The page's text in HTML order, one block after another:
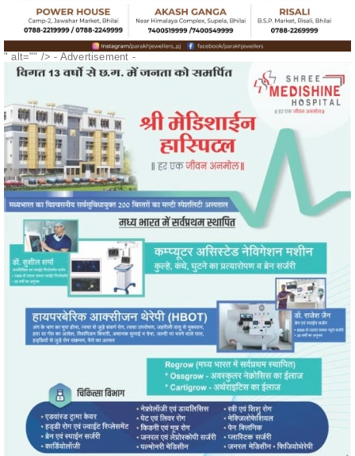
" alt="" />- Advertisement -